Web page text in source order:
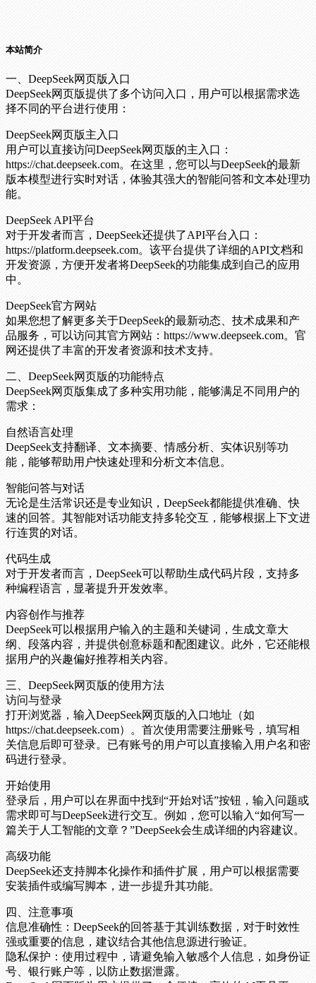
本站简介
一、DeepSeek网页版入口
DeepSeek网页版提供了多个访问入口，用户可以根据需求选
择不同的平台进行使用：
DeepSeek网页版主入口
用户可以直接访问DeepSeek网页版的主入口：
https://chat.deepseek.com。在这里，您可以与DeepSeek的最新
版本模型进行实时对话，体验其强大的智能问答和文本处理功
能。
DeepSeek API平台
对于开发者而言，DeepSeek还提供了API平台入口：
https://platform.deepseek.com。该平台提供了详细的API文档和
开发资源，方便开发者将DeepSeek的功能集成到自己的应用
中。
DeepSeek官方网站
如果您想了解更多关于DeepSeek的最新动态、技术成果和产
品服务，可以访问其官方网站：https://www.deepseek.com。官
网还提供了丰富的开发者资源和技术支持。
二、DeepSeek网页版的功能特点
DeepSeek网页版集成了多种实用功能，能够满足不同用户的
需求：
自然语言处理
DeepSeek支持翻译、文本摘要、情感分析、实体识别等功
能，能够帮助用户快速处理和分析文本信息。
智能问答与对话
无论是生活常识还是专业知识，DeepSeek都能提供准确、快
速的回答。其智能对话功能支持多轮交互，能够根据上下文进
行连贯的对话。
代码生成
对于开发者而言，DeepSeek可以帮助生成代码片段，支持多
种编程语言，显著提升开发效率。
内容创作与推荐
DeepSeek可以根据用户输入的主题和关键词，生成文章大
纲、段落内容，并提供创意标题和配图建议。此外，它还能根
据用户的兴趣偏好推荐相关内容。
三、DeepSeek网页版的使用方法
访问与登录
打开浏览器，输入DeepSeek网页版的入口地址（如
https://chat.deepseek.com）。首次使用需要注册账号，填写相
关信息后即可登录。已有账号的用户可以直接输入用户名和密
码进行登录。
开始使用
登录后，用户可以在界面中找到“开始对话”按钮，输入问题或
需求即可与DeepSeek进行交互。例如，您可以输入“如何写一
篇关于人工智能的文章？”DeepSeek会生成详细的内容建议。
高级功能
DeepSeek还支持脚本化操作和插件扩展，用户可以根据需要
安装插件或编写脚本，进一步提升其功能。
四、注意事项
信息准确性：DeepSeek的回答基于其训练数据，对于时效性
强或重要的信息，建议结合其他信息源进行验证。
隐私保护：使用过程中，请避免输入敏感个人信息，如身份证
号、银行账户等，以防止数据泄露。